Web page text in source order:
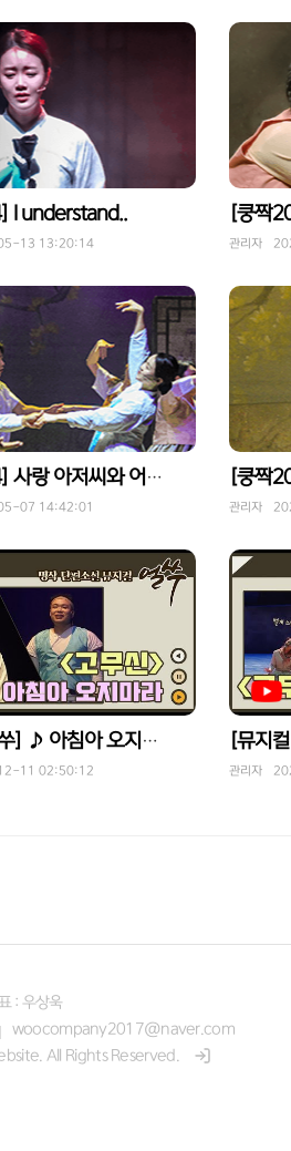
I understand..
13 13:20:14 관리자
[쿵짝2024] 사랑 아저씨와 어머니의 썸의 결과는?
07 14:42:01
[쿵짝
관리자
[뮤지컬 얼쑤] ♪ 아침아 오지마라
11 02:50:12
[뮤지
관리자
: 우상욱
woocompany2017@naver.com
All Rights Reserved.